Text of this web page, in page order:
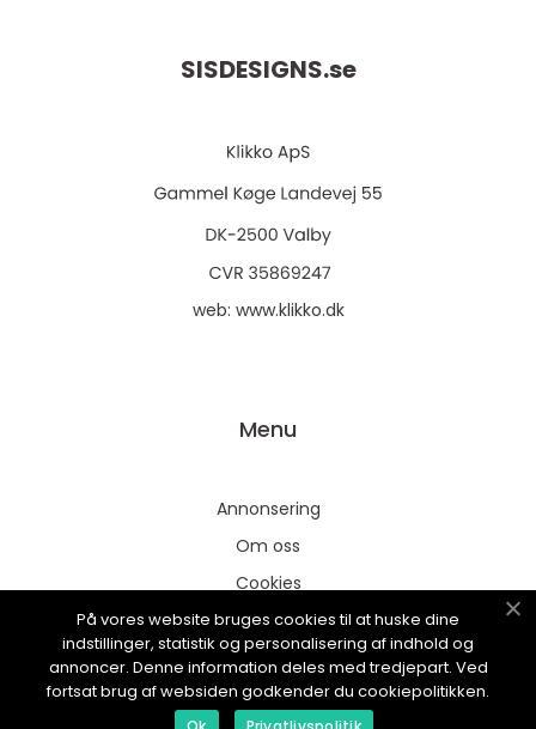
SISDESIGNS.se
web: www.klikko.dk
Menu
Annonsering
Om oss
Cookies
Kontakta oss
Sitemap
På vores website bruges cookies til at huske dine
indstillinger, statistik og personalisering af indhold og
annoncer. Denne information deles med tredjepart. Ved
fortsat brug af websiden godkender du cookiepolitikken.